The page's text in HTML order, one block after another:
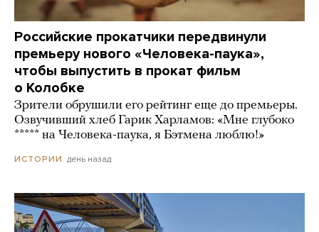
Российские прокатчики передвинули
премьеру нового «Человека-паука»,
чтобы выпустить в прокат фильм
о Колобке
Зрители обрушили его рейтинг еще до премьеры.
Озвучивший хлеб Гарик Харламов: «Мне глубоко
***** на Человека-паука, я Бэтмена люблю!»
ИСТОРИИ день назад